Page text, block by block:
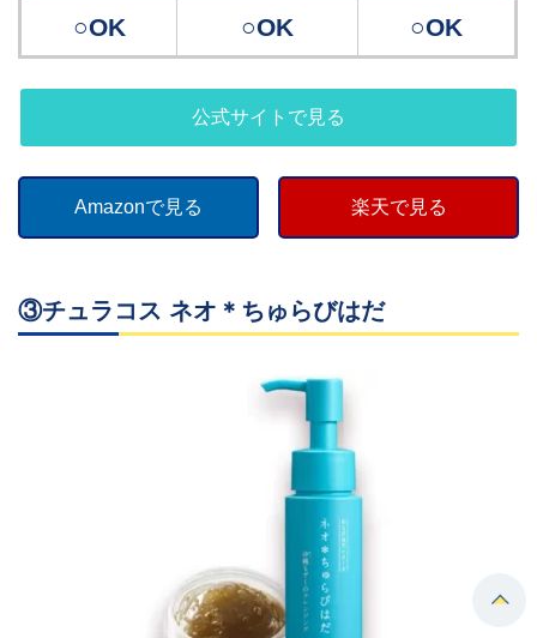
○OK ○OK ○OK
公式サイトで見る
Amazonで見る 楽天で見る
③チュラコス ネオ＊ちゅらびはだ